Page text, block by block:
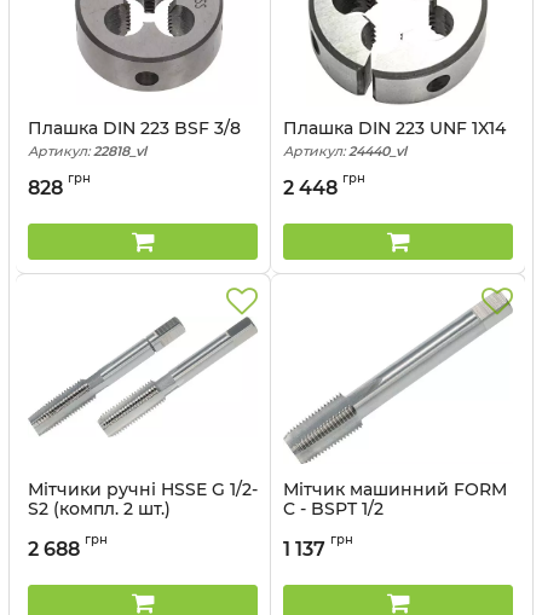
Плашка DIN 223 BSF 3/8
Артикул: 22818_vl
828 грн
Плашка DIN 223 UNF 1X14
Артикул: 24440_vl
2 448 грн
Мітчики ручні HSSE G 1/2-
S2 (компл. 2 шт.)
2 688 грн
Мітчик машинний FORM
C - BSPT 1/2
1 137 грн